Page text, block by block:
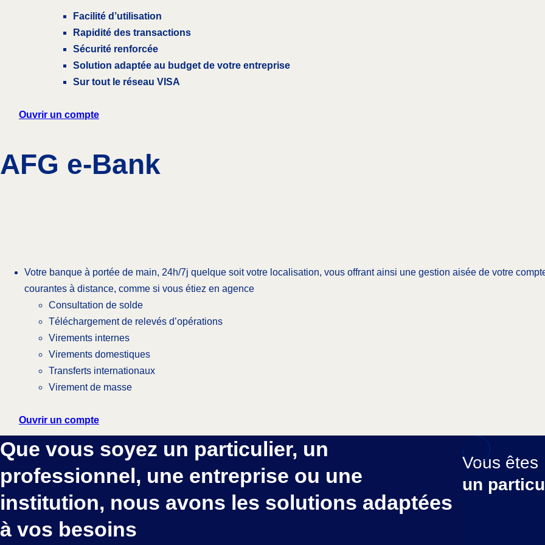
Facilité d’utilisation
Rapidité des transactions
Sécurité renforcée
Solution adaptée au budget de votre entreprise
Sur tout le réseau VISA
Ouvrir un compte
AFG e-Bank
Votre banque à portée de main, 24h/7j quelque soit votre localisation, vous offrant ainsi une gestion aisée de votre
courantes à distance, comme si vous étiez en agence
Consultation de solde
Téléchargement de relevés d’opérations
Virements internes
Virements domestiques
Transferts internationaux
Virement de masse
Ouvrir un compte
Que vous soyez un particulier, un
professionnel, une entreprise ou une
institution, nous avons les solutions adaptées
à vos besoins
Vous êtes
un